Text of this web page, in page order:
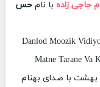
حاجی زاده با نامحس
Danlod Moozik
Matne Tarane Va
بهشت با صدای بهنام